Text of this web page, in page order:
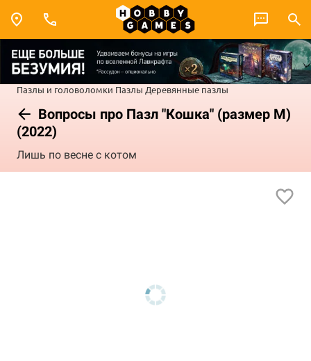
Пазлы и головоломки Пазлы Деревянные пазлы
Вопросы про Пазл "Кошка" (размер M)
(2022)
Лишь по весне с котом